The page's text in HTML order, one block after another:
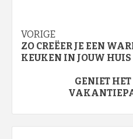
Bericht
navigatie
VORIGE
ZO CREËER JE EEN
KEUKEN IN JOUW HUIS
GENIET